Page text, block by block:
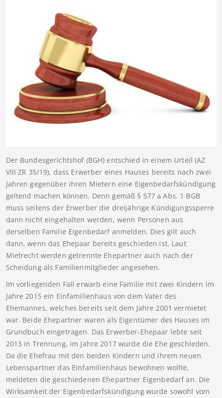
Der Bundesgerichtshof (BGH) entschied in einem Urteil (AZ
VIII ZR 35/19), dass Erwerber eines Hauses bereits nach zwei
Jahren gegenüber ihren Mietern eine Eigenbedarfskündigung
geltend machen können. Denn gemäß § 577 a Abs. 1 BGB
muss seitens der Erwerber die dreijährige Kündigungssperre
dann nicht eingehalten werden, wenn Personen aus
derselben Familie Eigenbedarf anmelden. Dies gilt auch
dann, wenn das Ehepaar bereits geschieden ist. Laut
Mietrecht werden getrennte Ehepartner auch nach der
Scheidung als Familienmitglieder angesehen.
Im vorliegenden Fall erwarb eine Familie mit zwei Kindern im
Jahre 2015 ein Einfamilienhaus von dem Vater des
Ehemannes, welches bereits seit dem Jahre 2001 vermietet
war. Beide Ehepartner waren als Eigentümer des Hauses im
Grundbuch eingetragen. Das Erwerber-Ehepaar lebte seit
2013 in Trennung, im Jahre 2017 wurde die Ehe geschieden.
Da die Ehefrau mit den beiden Kindern und ihrem neuen
Lebenspartner das Einfamilienhaus bewohnen wollte,
meldeten die geschiedenen Ehepartner Eigenbedarf an. Die
Wirksamkeit der Eigenbedarfskündigung wurde sowohl vom